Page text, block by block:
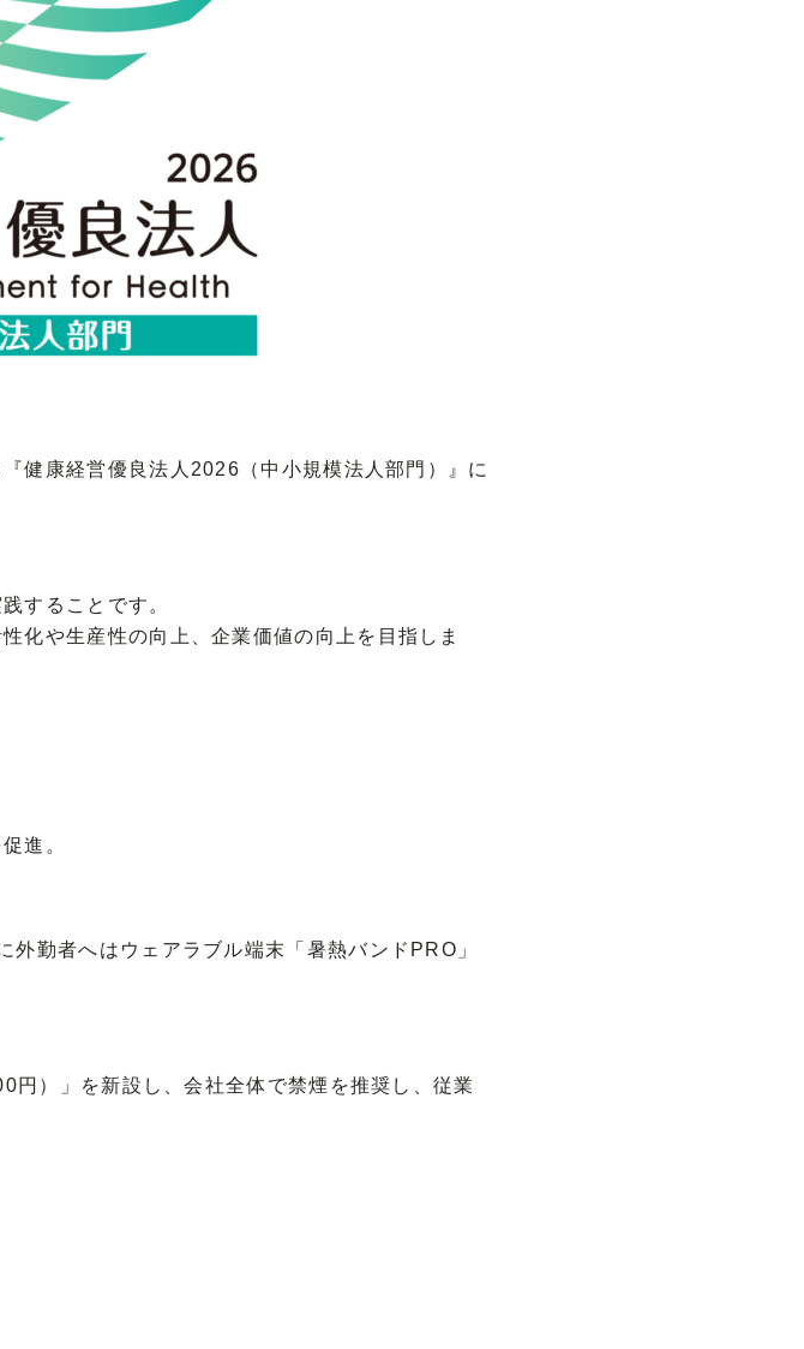
健康経営優良法人2026（中小規模法人部門）』に
することです。
化や生産性の向上、企業価値の向上を目指しま
進。
外勤者へはウェアラブル端末「暑熱バンドPRO」
円）」を新設し、会社全体で禁煙を推奨し、従業